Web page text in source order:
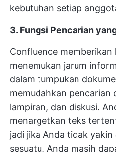
kebutuhan setiap
3. Fungsi Pencarian
Confluence memberikan
menemukan jarum
dalam tumpukan
memudahkan pencarian
lampiran, dan diskusi.
menargetkan teks
jadi jika Anda tidak yakin
sesuatu, Anda masih